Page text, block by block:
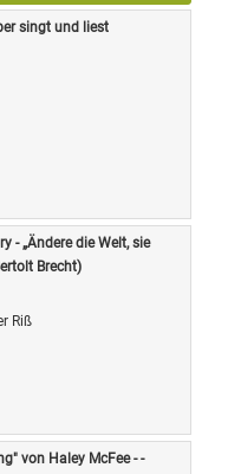
singt und liest
- „Ändere die Welt, sie
Brecht)
Riß
von Haley McFee - -